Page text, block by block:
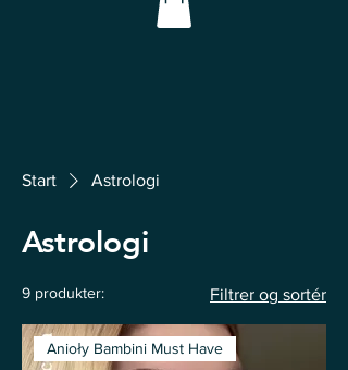
Start Astrologi
Astrologi
9 produkter: Filtrer og sortér
Anioły Bambini Must Have